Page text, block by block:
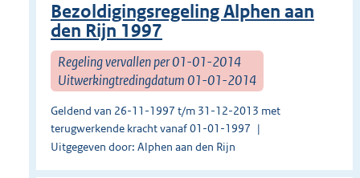
Bezoldigingsregeling Alphen aan
den Rijn 1997
Regeling vervallen per 01-01-2014
Uitwerkingtredingdatum 01-01-2014
Geldend van 26-11-1997 t/m 31-12-2013 met
terugwerkende kracht vanaf 01-01-1997
Uitgegeven door: Alphen aan den Rijn